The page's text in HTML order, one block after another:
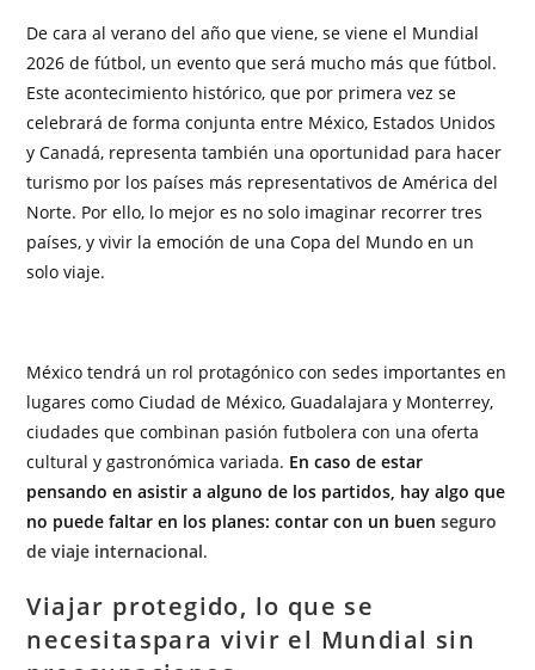
De cara al verano del año que viene, se viene el Mundial
2026 de fútbol, un evento que será mucho más que fútbol.
Este acontecimiento histórico, que por primera vez se
celebrará de forma conjunta entre México, Estados Unidos
y Canadá, representa también una oportunidad para hacer
turismo por los países más representativos de América del
Norte. Por ello, lo mejor es no solo imaginar recorrer tres
países, y vivir la emoción de una Copa del Mundo en un
solo viaje.
México tendrá un rol protagónico con sedes importantes en
lugares como Ciudad de México, Guadalajara y Monterrey,
ciudades que combinan pasión futbolera con una oferta
cultural y gastronómica variada. En caso de estar
pensando en asistir a alguno de los partidos, hay algo que
no puede faltar en los planes: contar con un buenseguro
de viaje internacional.
Viajar protegido, lo que se
necesitaspara vivir el Mundial sin